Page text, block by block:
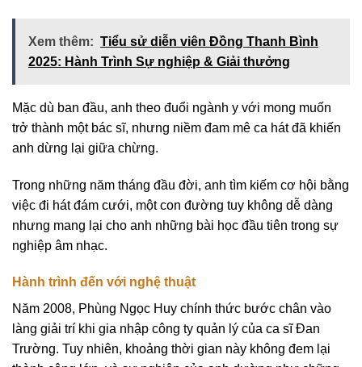
Xem thêm: Tiểu sử diễn viên Đồng Thanh Bình
2025: Hành Trình Sự nghiệp & Giải thưởng
Mặc dù ban đầu, anh theo đuổi ngành y với mong muốn
trở thành một bác sĩ, nhưng niềm đam mê ca hát đã khiến
anh dừng lại giữa chừng.
Trong những năm tháng đầu đời, anh tìm kiếm cơ hội bằng
việc đi hát đám cưới, một con đường tuy không dễ dàng
nhưng mang lại cho anh những bài học đầu tiên trong sự
nghiệp âm nhạc.
Hành trình đến với nghệ thuật
Năm 2008, Phùng Ngọc Huy chính thức bước chân vào
làng giải trí khi gia nhập công ty quản lý của ca sĩ Đan
Trường. Tuy nhiên, khoảng thời gian này không đem lại